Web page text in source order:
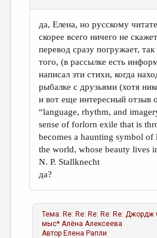
да, Елена, но русскому
скорее всего ничего не
перевод сразу погружает,
того, (в рассылке есть
написал эти стихи, когда
рыбалке с друзьями (хотя
и вот еще интересный отзыв
“language, rhythm, and
sense of forlorn exile that is
becomes a haunting symbol of
the world, whose beauty lives
N. P. Stallknecht
да?
Тема: Re: Re: Re: Re: Re:
мыс* Алёна Алексеева
Автор Елена Рапли